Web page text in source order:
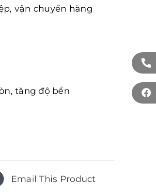
vận chuyển hàng
tăng độ bền
Email This Product